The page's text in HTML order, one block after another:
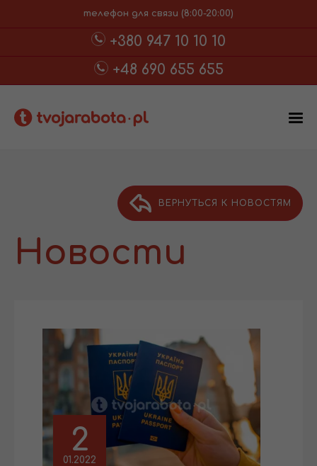
телефон для связи (8:00-20:00)
+380 947 10 10 10
+48 690 655 655
ВЕРНУТЬСЯ К НОВОСТЯМ
Новости
2
01.2022